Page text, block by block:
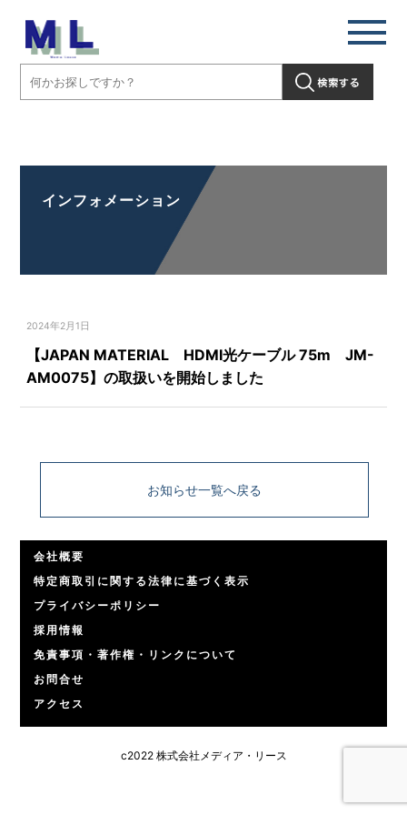
インフォメーション
2024年2月1日
【JAPAN MATERIAL HDMI光ケーブル 75m JM-
AM0075】の取扱いを開始しました
お知らせ一覧へ戻る
会社概要
特定商取引に関する法律に基づく表示
プライバシーポリシー
採用情報
免責事項・著作権・リンクについて
お問合せ
アクセス
c2022 株式会社メディア・リース